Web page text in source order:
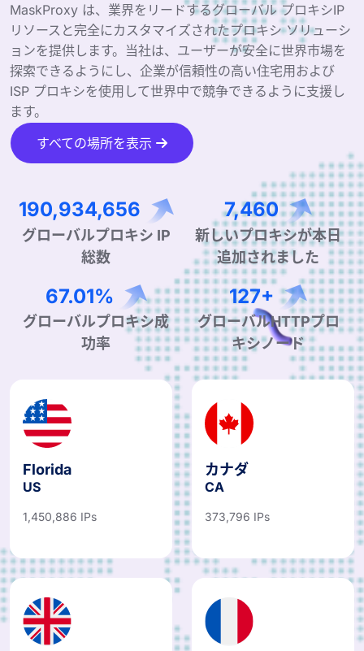
MaskProxy は、業界をリードするグローバル プロキシIP
リソースと完全にカスタマイズされたプロキシ ソリューシ
ョンを提供します。当社は、ユーザーが安全に世界市場を
探索できるようにし、企業が信頼性の高い住宅用および
ISP プロキシを使用して世界中で競争できるように支援し
ます。
すべての場所を表示
282,686,674
グローバルプロキシ IP
総数
11,121
新しいプロキシが本日
追加されました
99.90%
グローバルプロキシ成
功率
190+
グローバルHTTPプロ
キシノード
Florida
US
1,450,886 IPs
カナダ
CA
373,796 IPs